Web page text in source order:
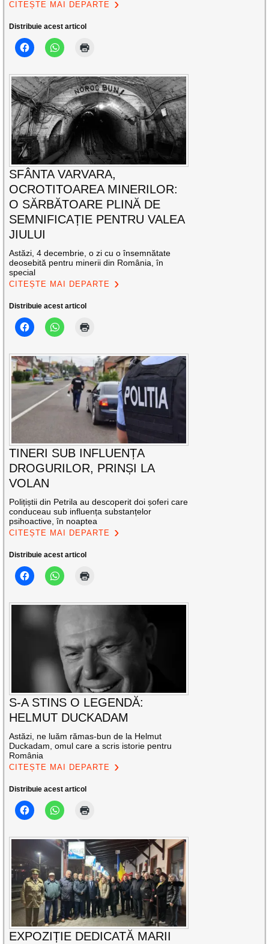
CITEȘTE MAI DEPARTE
Distribuie acest articol
SFÂNTA VARVARA,
OCROTITOAREA MINERILOR:
O SĂRBĂTOARE PLINĂ DE
SEMNIFICAȚIE PENTRU VALEA
JIULUI
Astăzi, 4 decembrie, o zi cu o însemnătate
deosebită pentru minerii din România, în
special
CITEȘTE MAI DEPARTE
Distribuie acest articol
TINERI SUB INFLUENȚA
DROGURILOR, PRINȘI LA
VOLAN
Polițiștii din Petrila au descoperit doi șoferi care
conduceau sub influența substanțelor
psihoactive, în noaptea
CITEȘTE MAI DEPARTE
Distribuie acest articol
S-A STINS O LEGENDĂ:
HELMUT DUCKADAM
Astăzi, ne luăm rămas-bun de la Helmut
Duckadam, omul care a scris istorie pentru
România
CITEȘTE MAI DEPARTE
Distribuie acest articol
EXPOZIȚIE DEDICATĂ MARII